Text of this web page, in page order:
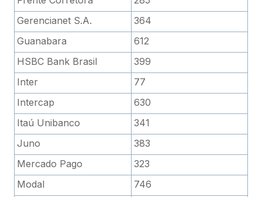
Gerencianet S.A.
364
Guanabara
612
HSBC Bank Brasil
399
Inter
77
Intercap
630
Itaú Unibanco
341
Juno
383
Mercado Pago
323
Modal
746